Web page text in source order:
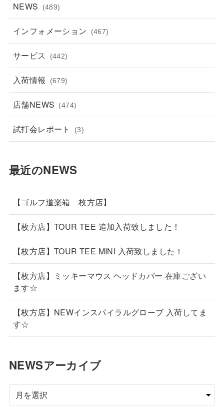
NEWS (489)
インフォメーション (467)
サービス (442)
入荷情報 (679)
店舗NEWS (474)
試打会レポート (3)
最近のNEWS
【ゴルフ道楽箱 枚方店】
【枚方店】TOUR TEE 追加入荷致しました！
【枚方店】TOUR TEE MINI 入荷致しました！
【枚方店】ミッキーマウス ヘッドカバー 在庫ござい
ます☆
【枚方店】NEWインスパイラルグローブ 入荷してま
す☆
NEWSアーカイブ
NEWS
ア